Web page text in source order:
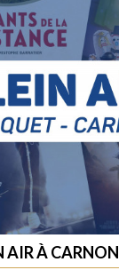
AIR À CARNON